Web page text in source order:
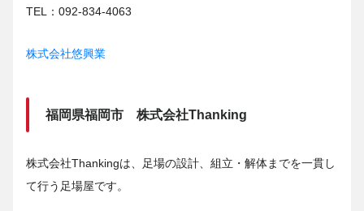
TEL：092-834-4063
株式会社悠興業
福岡県福岡市 株式会社Thanking
株式会社Thankingは、足場の設計、組立・解体までを一貫し
て行う足場屋です。